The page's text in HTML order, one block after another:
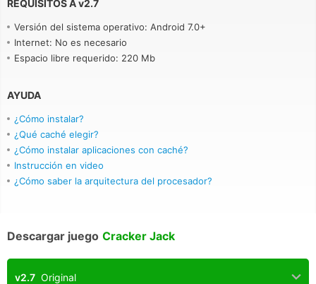
REQUISITOS Av2.7
Versión del sistema operativo: Android 7.0+
Internet: No es necesario
Espacio libre requerido: 220 Mb
AYUDA
¿Cómo instalar?
¿Qué caché elegir?
¿Cómo instalar aplicaciones con caché?
Instrucción en video
¿Cómo saber la arquitectura del procesador?
Descargar juego Cracker Jack
v2.7 Original